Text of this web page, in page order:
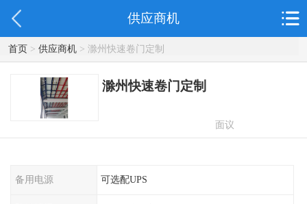
供应商机
首页> 供应商机> 滁州快速卷门定制
滁州快速卷门定制
面议
备用电源 可选配UPS